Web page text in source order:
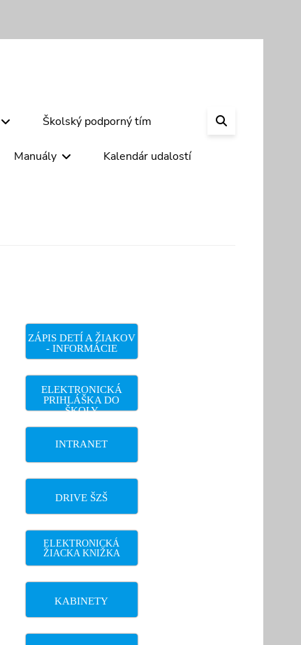
Školský podporný tím
Manuály Kalendár udalostí
ZÁPIS DETÍ A ŽIAKOV
- INFORMÁCIE
ELEKTRONICKÁ
PRIHLÁŠKA DO
ŠKOLY
INTRANET
DRIVE ŠZŠ
ELEKTRONICKÁ
ŽIACKA KNIŽKA
KABINETY